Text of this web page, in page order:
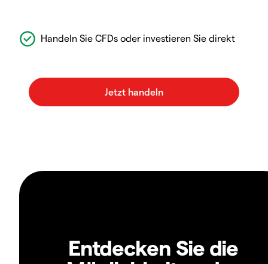
Handeln Sie CFDs oder investieren Sie direkt
Entdecken Sie die